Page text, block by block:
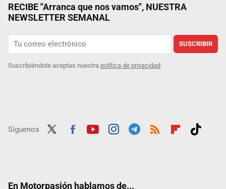
RECIBE "Arranca que nos vamos", NUESTRA
NEWSLETTER SEMANAL
SUSCRIBIR
Suscribiéndote aceptas nuestra política de privacidad
Síguenos
En Motorpasión hablamos de...